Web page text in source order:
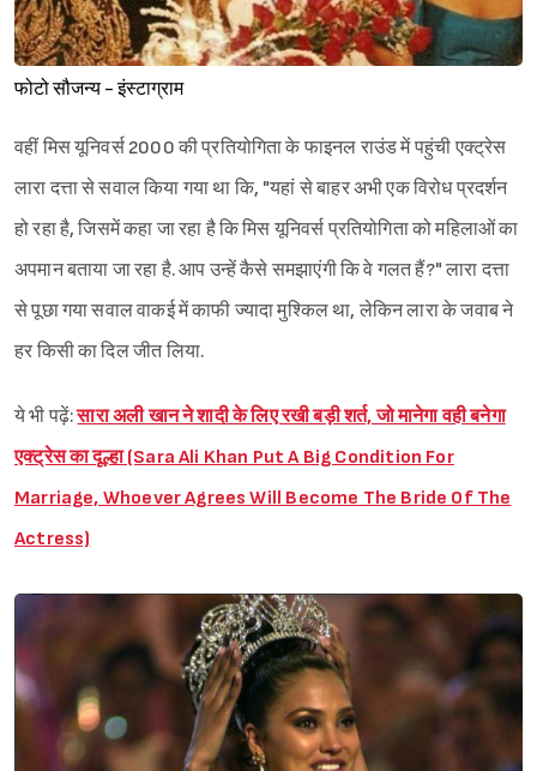
फोटो सौजन्य - इंस्टाग्राम
वहीं मिस यूनिवर्स 2000 की प्रतियोगिता के फाइनल राउंड में पहुंची एक्ट्रेस
लारा दत्ता से सवाल किया गया था कि, "यहां से बाहर अभी एक विरोध प्रदर्शन
हो रहा है, जिसमें कहा जा रहा है कि मिस यूनिवर्स प्रतियोगिता को महिलाओं का
अपमान बताया जा रहा है. आप उन्हें कैसे समझाएंगी कि वे गलत हैं?" लारा दत्ता
से पूछा गया सवाल वाकई में काफी ज्यादा मुश्किल था, लेकिन लारा के जवाब ने
हर किसी का दिल जीत लिया.
ये भी पढ़ें:सारा अली खान ने शादी के लिए रखी बड़ी शर्त, जो मानेगा वही बनेगा
एक्ट्रेस का दूल्हा (Sara Ali Khan Put A Big Condition For
Marriage, Whoever Agrees Will Become The Bride Of The
Actress)